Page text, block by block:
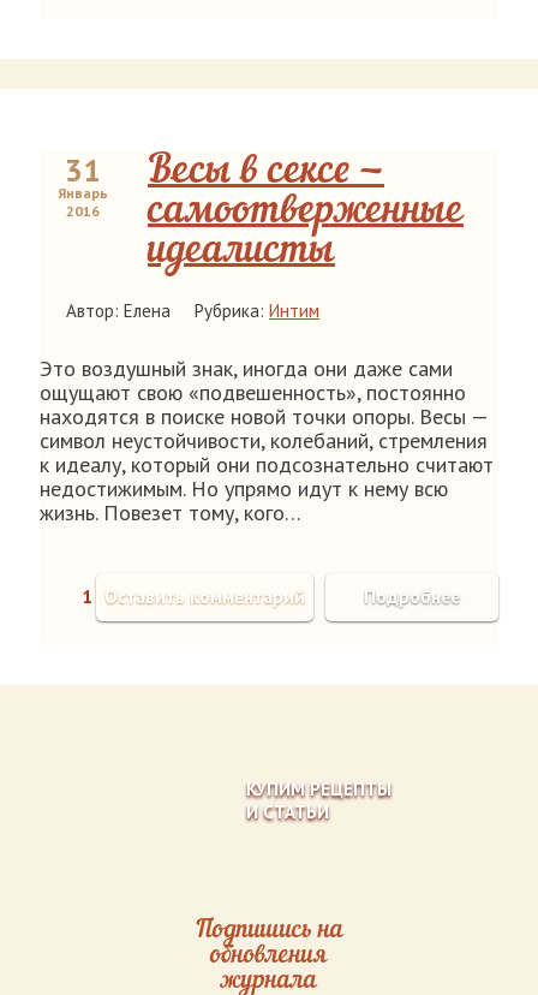
31
Январь
2016
Весы в сексе —
самоотверженные
идеалисты
Автор: Елена Рубрика: Интим
Это воздушный знак, иногда они даже сами
ощущают свою «подвешенность», постоянно
находятся в поиске новой точки опоры. Весы —
символ неустойчивости, колебаний, стремления
к идеалу, который они подсознательно считают
недостижимым. Но упрямо идут к нему всю
жизнь. Повезет тому, кого…
1 Подробнее
Оставить комментарий
КУПИМ РЕЦЕПТЫ
И СТАТЬИ
Подпишись на
обновления
журнала